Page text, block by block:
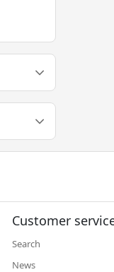
Customer
Search
News